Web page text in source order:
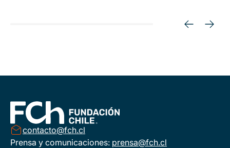
contacto@fch.cl
Prensa y comunicaciones: prensa@fch.cl